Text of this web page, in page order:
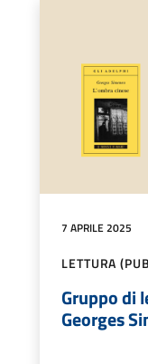
7 APRILE 2025
LETTURA
Gruppo di
Georges